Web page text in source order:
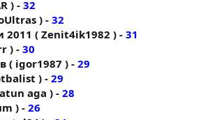
) - 32
) -32
2011 ( Zenit4ik1982 ) - 31
) - 30
( igor1987 ) - 29
) - 29
aga ) -28
) - 26